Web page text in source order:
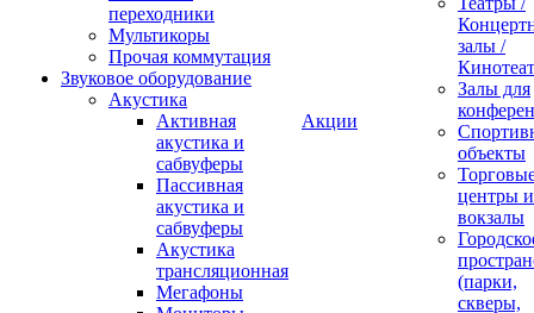
переходники
Мультикоры
Прочая коммутация
Звуковое оборудование
Акустика
Активная
акустика и
сабвуферы
Пассивная
акустика и
сабвуферы
Акустика
трансляционная
Мегафоны
Акции
залы /
Залы для
объекты
центры и
вокзалы
(парки,
скверы,